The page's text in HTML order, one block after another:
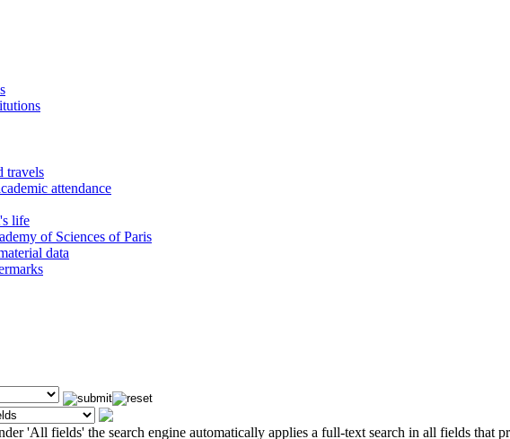
travels
attendance
life
of Sciences of Paris
data